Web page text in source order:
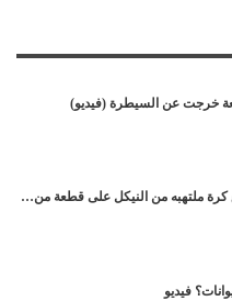
خرجت عن السيطرة (فيديو)
كرة ملتهبه من النيكل على قطعة من…
فيديو